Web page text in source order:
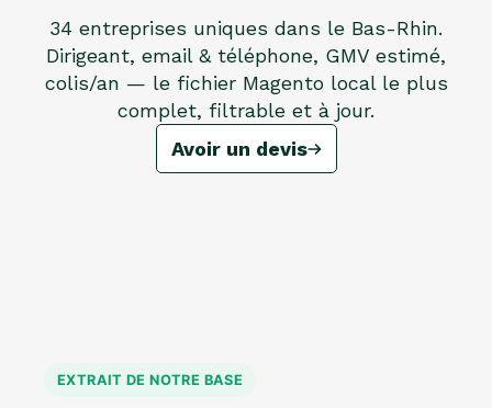
34 entreprises uniques dans le Bas-Rhin.
Dirigeant, email & téléphone, GMV estimé,
colis/an — le fichier Magento local le plus
complet, filtrable et à jour.
Avoir un devis
EXTRAIT DE NOTRE BASE